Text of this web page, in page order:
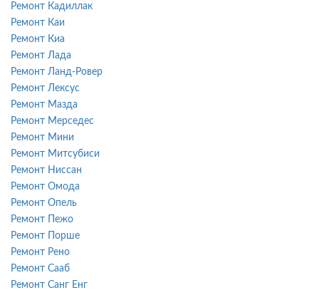
Ремонт Кадиллак
Ремонт Каи
Ремонт Киа
Ремонт Лада
Ремонт Ланд-Ровер
Ремонт Лексус
Ремонт Мазда
Ремонт Мерседес
Ремонт Мини
Ремонт Митсубиси
Ремонт Ниссан
Ремонт Омода
Ремонт Опель
Ремонт Пежо
Ремонт Порше
Ремонт Рено
Ремонт Сааб
Ремонт Санг Енг